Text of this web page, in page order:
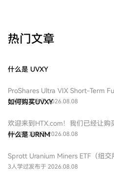
热门文章
什么是 UVXY
ProShares Ultra VIX Short-Term
ETF（纽交所 Arca 代码：UVXY）
ETF 为每日 2 倍杠杆做多 VIX 短期
品，挂钩标普 500 短期波动率期货
基金通常用于在美股市场波动加剧
特性和期货展期成本，它不适合长
5人学过发布于 2026.08.08
如何购买UVXY
欢迎来到HTX.com！我们已经让购
ProShares 两倍做多短期 VIX 期货
逐步指南，放心开始您的加密货币
一步：创建您的HTX账户使用您的
3人学过发布于 2026.08.08
什么是 URNM
Sprott Uranium Miners ETF（纽交
代码：URNM），中文：无（bn无
3人学过发布于 2026.08.08